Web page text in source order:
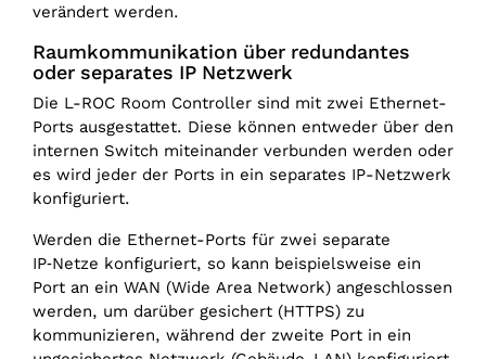
verändert werden.
Raumkommunikation über redundantes
oder separates IP Netzwerk
Die L-ROC Room Controller sind mit zwei Ethernet-
Ports ausgestattet. Diese können entweder über den
internen Switch miteinander verbunden werden oder
es wird jeder der Ports in ein separates IP-Netzwerk
konfiguriert.
Werden die Ethernet-Ports für zwei separate
IP‑Netze konfiguriert, so kann beispielsweise ein
Port an ein WAN (Wide Area Network) angeschlossen
werden, um darüber gesichert (HTTPS) zu
kommunizieren, während der zweite Port in ein